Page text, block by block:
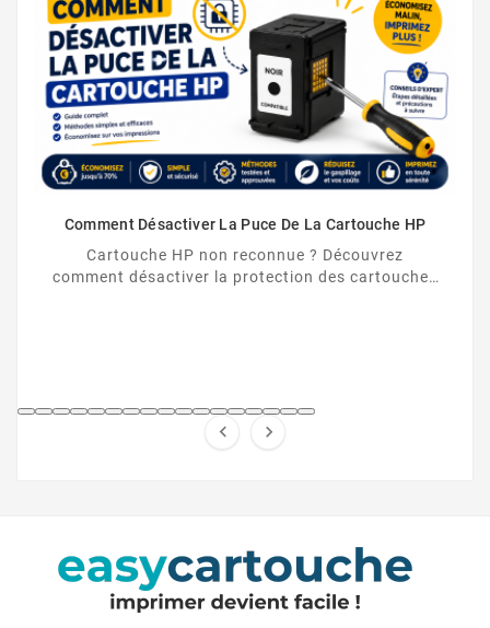
Comment Désactiver La Puce De La Cartouche HP
Cartouche HP non reconnue ? Découvrez
comment désactiver la protection des cartouches
 